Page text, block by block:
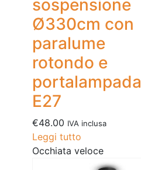
sospensione
Ø330cm con
paralume
rotondo e
portalampada
E27
€48.00 IVA inclusa
Leggi tutto
Occhiata veloce